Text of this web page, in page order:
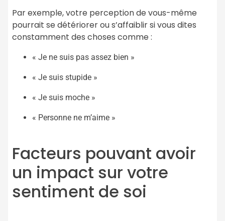
Par exemple, votre perception de vous-même
pourrait se détériorer ou s’affaiblir si vous dites
constamment des choses comme :
« Je ne suis pas assez bien »
« Je suis stupide »
« Je suis moche »
« Personne ne m’aime »
Facteurs pouvant avoir
un impact sur votre
sentiment de soi